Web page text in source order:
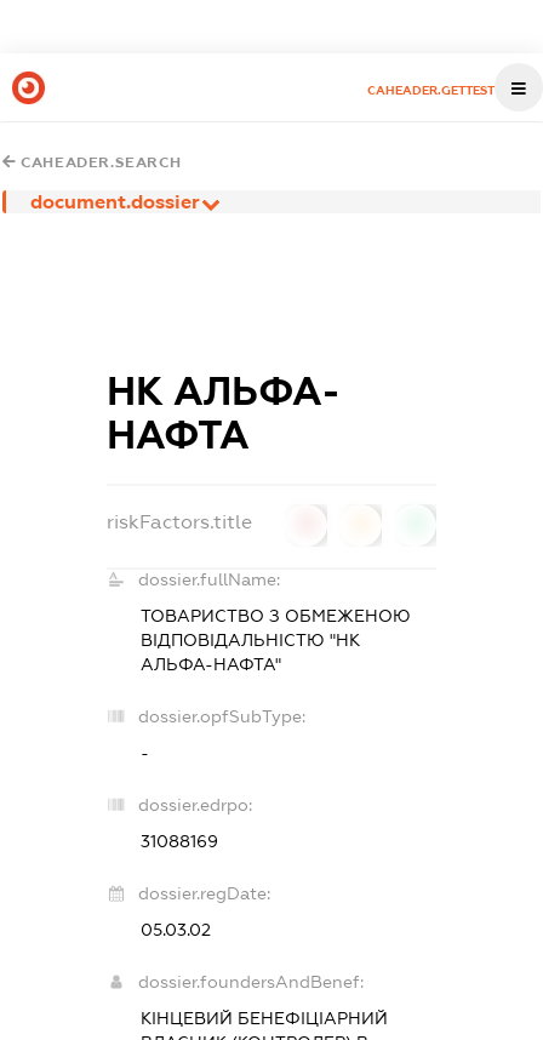
CAHEADER.GETTEST
CAHEADER.SEARCH
document.dossier
НК АЛЬФА-
НАФТА
riskFactors.title
dossier.fullName:
ТОВАРИСТВО З ОБМЕЖЕНОЮ
ВІДПОВІДАЛЬНІСТЮ "НК
АЛЬФА-НАФТА"
dossier.opfSubType:
-
dossier.edrpo:
31088169
dossier.regDate:
05.03.02
dossier.foundersAndBenef:
КІНЦЕВИЙ БЕНЕФІЦІАРНИЙ